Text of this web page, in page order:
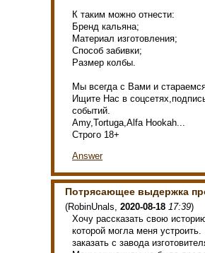
К таким можно отнести:
Бренд кальяна;
Материал изготовления;
Способ забивки;
Размер колбы.
Мы всегда с Вами и
Ищите Нас в
событий.
Amy,Tortuga,Alfa Hookah...
Строго 18+
Answer
Потрясающее выдержка
(RobinUnals 2020-08-18 17:39)
Хочу рассказать свою
которой могла меня
заказать с завода